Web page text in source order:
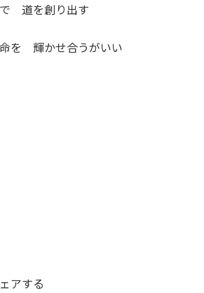
道を創り出す
を 輝かせ合うがいい
アする